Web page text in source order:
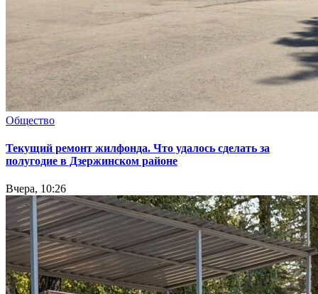
Общество
Текущий ремонт жилфонда. Что удалось сделать за
полугодие в Дзержинском районе
Вчера, 10:26